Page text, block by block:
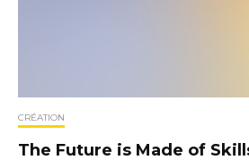
CRÉATION
The Future is Made of